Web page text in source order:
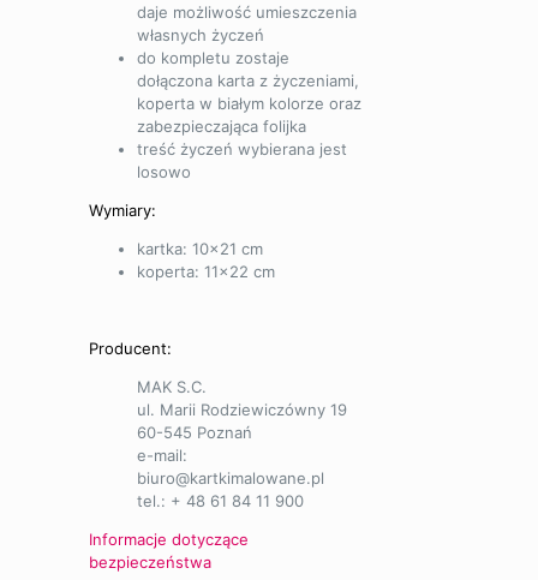
daje możliwość umieszczenia
własnych życzeń
do kompletu zostaje
dołączona karta z życzeniami,
koperta w białym kolorze oraz
zabezpieczająca folijka
treść życzeń wybierana jest
losowo
Wymiary:
kartka: 10×21 cm
koperta: 11×22 cm
Producent:
MAK S.C.
ul. Marii Rodziewiczówny 19
60-545 Poznań
e-mail:
biuro@kartkimalowane.pl
tel.: + 48 61 84 11 900
Informacje dotyczące
bezpieczeństwa